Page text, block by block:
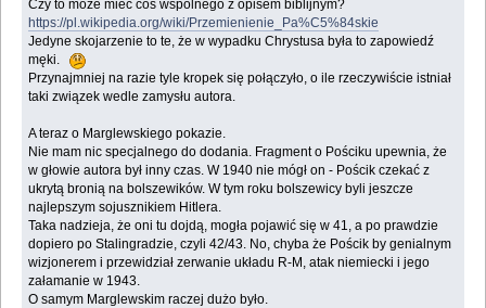
Czy to może mieć coś wspólnego z opisem biblijnym?
https://pl.wikipedia.org/wiki/Przemienienie_Pa%C5%84skie
Jedyne skojarzenie to te, że w wypadku Chrystusa była to zapowiedź
męki.
Przynajmniej na razie tyle kropek się połączyło, o ile rzeczywiście istniał
taki związek wedle zamysłu autora.
A teraz o Marglewskiego pokazie.
Nie mam nic specjalnego do dodania. Fragment o Pościku upewnia, że
w głowie autora był inny czas. W 1940 nie mógł on - Pościk czekać z
ukrytą bronią na bolszewików. W tym roku bolszewicy byli jeszcze
najlepszym sojusznikiem Hitlera.
Taka nadzieja, że oni tu dojdą, mogła pojawić się w 41, a po prawdzie
dopiero po Stalingradzie, czyli 42/43. No, chyba że Pościk by genialnym
wizjonerem i przewidział zerwanie układu R-M, atak niemiecki i jego
załamanie w 1943.
O samym Marglewskim raczej dużo było.